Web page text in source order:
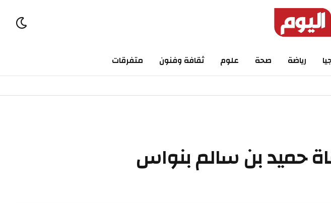
رياضة صحة علوم ثقافة وفنون متفرقات
حميد بن سالم بنواس